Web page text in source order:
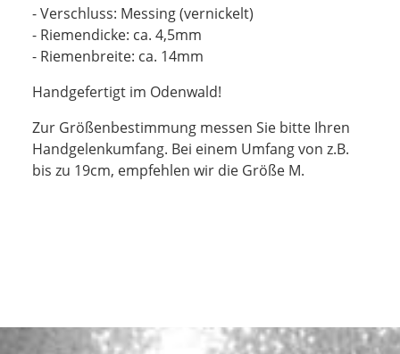
- Verschluss: Messing (vernickelt)
- Riemendicke: ca. 4,5mm
- Riemenbreite: ca. 14mm
Handgefertigt im Odenwald!
Zur Größenbestimmung messen Sie bitte Ihren
Handgelenkumfang. Bei einem Umfang von z.B.
bis zu 19cm, empfehlen wir die Größe M.